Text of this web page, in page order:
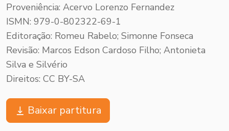
Proveniência: Acervo Lorenzo Fernandez
ISMN: 979-0-802322-69-1
Editoração: Romeu Rabelo; Simonne Fonseca
Revisão: Marcos Edson Cardoso Filho; Antonieta
Silva e Silvério
Direitos: CC BY-SA
Baixar partitura